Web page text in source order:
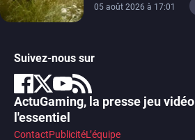
05 août 2026 à 17:01
Suivez-nous sur
ActuGaming, la presse jeu
l'essentiel
ContactPublicitéL’équipe